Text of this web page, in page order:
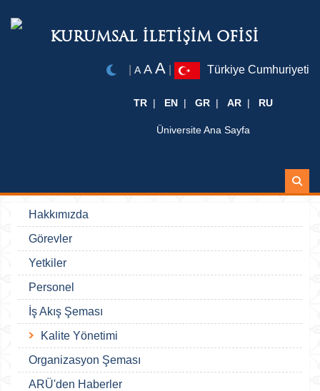
KURUMSAL İLETİŞİM OFİSİ
A A A Türkiye Cumhuriyeti
TR EN GR AR RU
Üniversite Ana Sayfa
Ara
Hakkımızda
Görevler
Yetkiler
Personel
İş Akış Şeması
Kalite Yönetimi
Organizasyon Şeması
ARÜ'den Haberler